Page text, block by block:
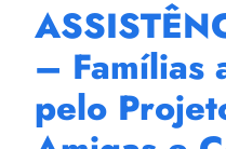
– Famílias
pelo